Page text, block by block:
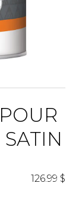
126.99 $